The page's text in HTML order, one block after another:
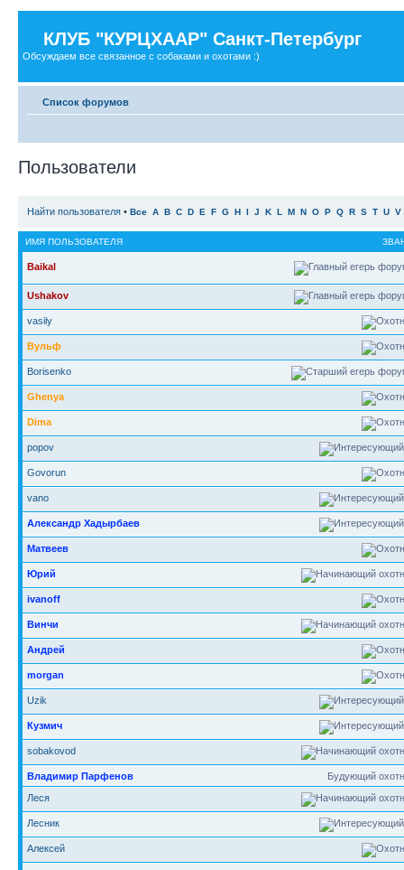
КЛУБ "КУРЦХААР" Санкт-Петербург
Обсуждаем все связанное с собаками и охотами :)
Список форумов
Пользователи
Найти пользователя • Все A B C D E F G H I J K L M N O P Q R S T U V
ИМЯ ПОЛЬЗОВАТЕЛЯ
Baikal
Ushakov
vasily
Вульф
Borisenko
Ghenya
Dima
popov
Govorun
vano
Александр Хадырбаев
Матвеев
Юрий
ivanoff
Винчи
Андрей
morgan
Uzik
Кузмич
sobakovod
Будующий
Владимир Парфенов
Леся
Лесник
Алексей